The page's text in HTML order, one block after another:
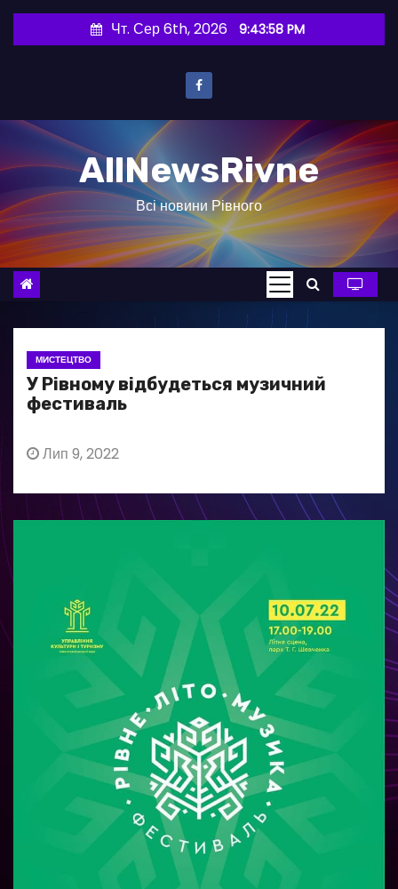
и
о
в
Чт. Сер 6th, 2026 9:43:59 PM
AllNewsRivne
Всі новини Рівного
МИСТЕЦТВО
У Рівному відбудеться музичний
фестиваль
Лип 9, 2022